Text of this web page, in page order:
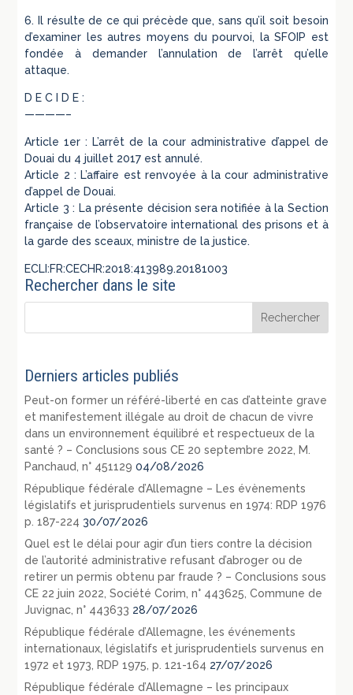
6. Il résulte de ce qui précède que, sans qu’il soit besoin
d’examiner les autres moyens du pourvoi, la SFOIP est
fondée à demander l’annulation de l’arrêt qu’elle
attaque.
D E C I D E :
————–
Article 1er : L’arrêt de la cour administrative d’appel de
Douai du 4 juillet 2017 est annulé.
Article 2 : L’affaire est renvoyée à la cour administrative
d’appel de Douai.
Article 3 : La présente décision sera notifiée à la Section
française de l’observatoire international des prisons et à
la garde des sceaux, ministre de la justice.
ECLI:FR:CECHR:2018:413989.20181003
Rechercher dans le site
Derniers articles publiés
Peut-on former un référé-liberté en cas d’atteinte grave
et manifestement illégale au droit de chacun de vivre
dans un environnement équilibré et respectueux de la
santé ? – Conclusions sous CE 20 septembre 2022, M.
Panchaud, n° 451129 04/08/2026
République fédérale d’Allemagne – Les évènements
législatifs et jurisprudentiels survenus en 1974: RDP 1976
p. 187-224 30/07/2026
Quel est le délai pour agir d’un tiers contre la décision
de l’autorité administrative refusant d’abroger ou de
retirer un permis obtenu par fraude ? – Conclusions sous
CE 22 juin 2022, Société Corim, n° 443625, Commune de
Juvignac, n° 443633 28/07/2026
République fédérale d’Allemagne, les événements
internationaux, législatifs et jurisprudentiels survenus en
1972 et 1973, RDP 1975, p. 121-164 27/07/2026
République fédérale d’Allemagne – les principaux